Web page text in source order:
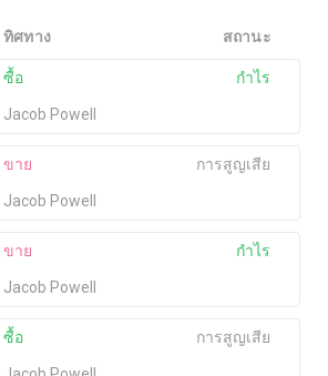
ทิศทาง สถานะ
Jacob Powell
ซื้อ กำไร
Jacob Powell
ขาย การสูญเสีย
Jacob Powell
ขาย กำไร
ซื้อ การสูญเสีย